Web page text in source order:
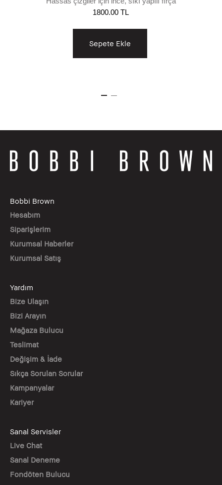
1800.00 TL
Sepete Ekle
Bobbi Brown
Hesabım
Siparişlerim
Kurumsal Haberler
Kurumsal Satış
Yardım
Bize Ulaşın
Bizi Arayın
Mağaza Bulucu
Teslimat
Değişim & İade
Sıkça Sorulan Sorular
Kampanyalar
Kariyer
Sanal Servisler
Live Chat
Sanal Deneme
Fondöten Bulucu